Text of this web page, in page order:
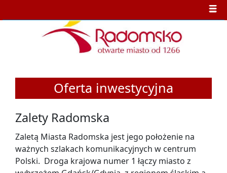
Oferta inwestycyjna
Zalety Radomska
Zaletą Miasta Radomska jest jego położenie na
ważnych szlakach komunikacyjnych w centrum
Polski. Droga krajowa numer 1 łączy miasto z